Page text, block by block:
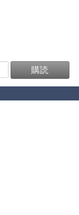
購読